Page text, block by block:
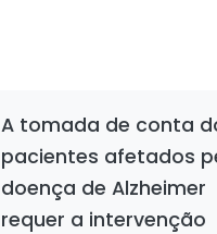
A tomada de conta
pacientes afetados
doença de Alzheimer
requer a intervenção